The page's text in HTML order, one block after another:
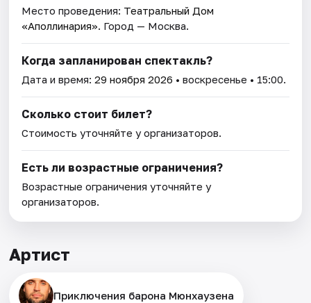
Место проведения: Театральный Дом
«Аполлинария». Город — Москва.
Когда запланирован спектакль?
Дата и время:29 ноября 2026 • воскресенье • 15:00.
Сколько стоит билет?
Стоимость уточняйте у организаторов.
Есть ли возрастные ограничения?
Возрастные ограничения уточняйте у
организаторов.
Артист
Приключения барона Мюнхаузена